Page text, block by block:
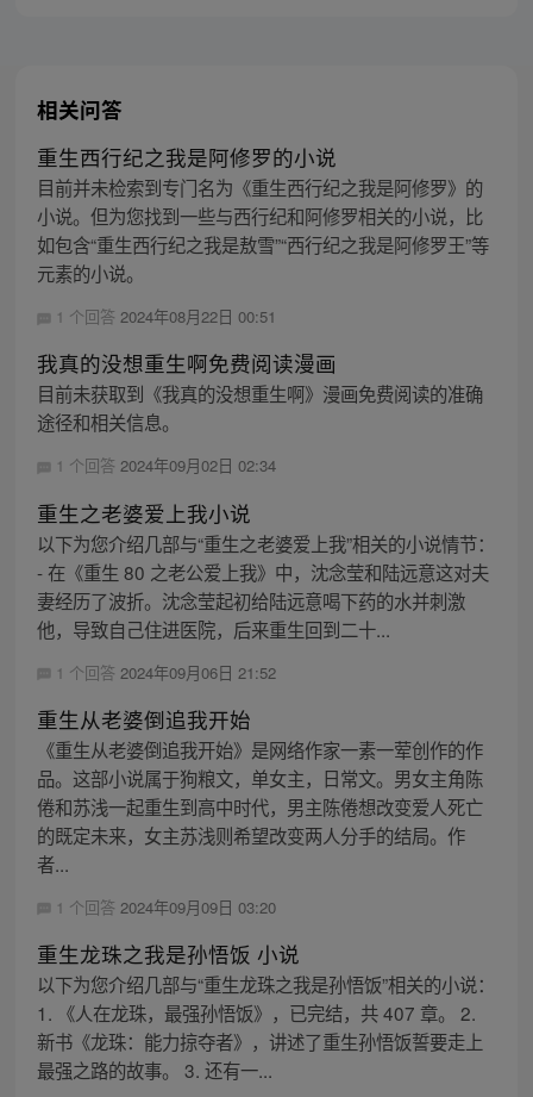
相关问答
重生西行纪之我是阿修罗的小说
目前并未检索到专门名为《重生西行纪之我是阿修罗》的
小说。但为您找到一些与西行纪和阿修罗相关的小说，比
如包含“重生西行纪之我是敖雪”“西行纪之我是阿修罗王”等
元素的小说。
1 个回答 2024年08月22日 00:51
我真的没想重生啊免费阅读漫画
目前未获取到《我真的没想重生啊》漫画免费阅读的准确
途径和相关信息。
1 个回答 2024年09月02日 02:34
重生之老婆爱上我小说
以下为您介绍几部与“重生之老婆爱上我”相关的小说情节：
- 在《重生 80 之老公爱上我》中，沈念莹和陆远意这对夫
妻经历了波折。沈念莹起初给陆远意喝下药的水并刺激
他，导致自己住进医院，后来重生回到二十...
1 个回答 2024年09月06日 21:52
重生从老婆倒追我开始
《重生从老婆倒追我开始》是网络作家一素一荤创作的作
品。这部小说属于狗粮文，单女主，日常文。男女主角陈
倦和苏浅一起重生到高中时代，男主陈倦想改变爱人死亡
的既定未来，女主苏浅则希望改变两人分手的结局。作
者...
1 个回答 2024年09月09日 03:20
重生龙珠之我是孙悟饭 小说
以下为您介绍几部与“重生龙珠之我是孙悟饭”相关的小说：
1. 《人在龙珠，最强孙悟饭》，已完结，共 407 章。 2.
新书《龙珠：能力掠夺者》，讲述了重生孙悟饭誓要走上
最强之路的故事。 3. 还有一...